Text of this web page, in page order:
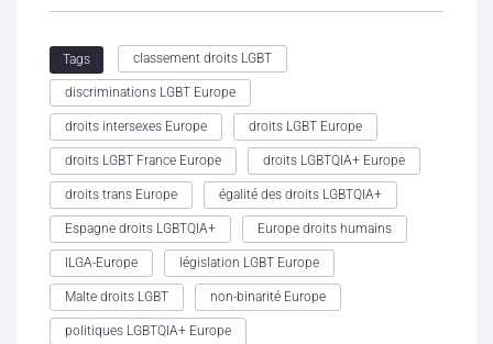
Tags classement droits LGBT
discriminations LGBT Europe
droits intersexes Europe droits LGBT Europe
droits LGBT France Europe droits LGBTQIA+ Europe
droits trans Europe égalité des droits LGBTQIA+
Espagne droits LGBTQIA+ Europe droits humains
ILGA-Europe législation LGBT Europe
Malte droits LGBT non-binarité Europe
politiques LGBTQIA+ Europe